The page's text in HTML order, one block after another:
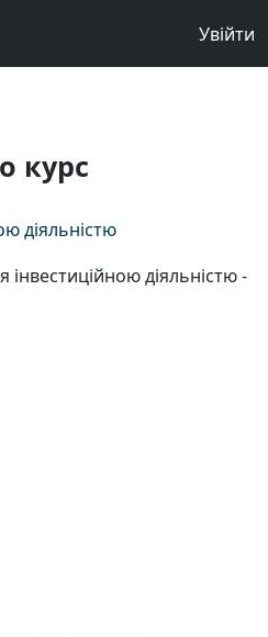
Увійти
курс
діяльністю
інвестиційною діяльністю -